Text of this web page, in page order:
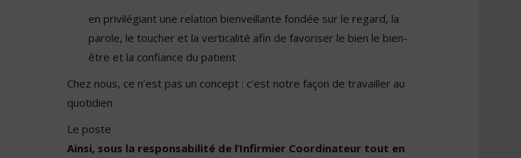
en privilégiant une relation bienveillante fondée sur le regard, la
parole, le toucher et la verticalité afin de favoriser le bien le bien-
être et la confiance du patient
Chez nous, ce n’est pas un concept : c’est notre façon de travailler au
quotidien
Le poste
Ainsi, sous la responsabilité de l’Infirmier Coordinateur tout en